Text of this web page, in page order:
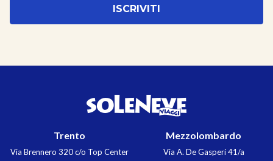
Trento
Via Brennero 320 c/o Top Center
Mezzolombardo
Via A. De Gasperi 41/a